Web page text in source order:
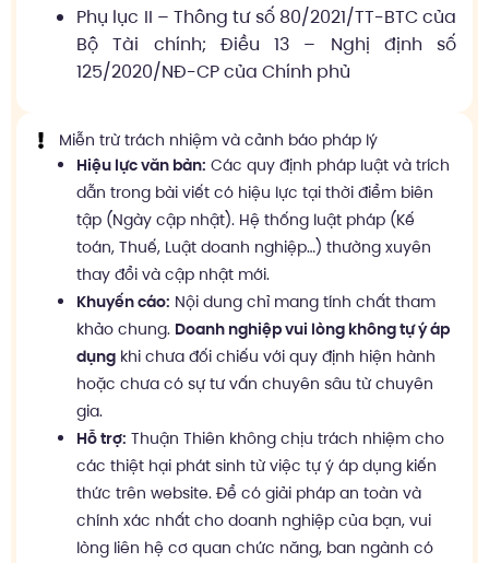
Phụ lục II – Thông tư số 80/2021/TT-BTC của
Bộ Tài chính; Điều 13 – Nghị định số
125/2020/NĐ-CP của Chính phủ
Miễn trừ trách nhiệm và cảnh báo pháp lý
Hiệu lực văn bản: Các quy định pháp luật và trích
dẫn trong bài viết có hiệu lực tại thời điểm biên
tập (Ngày cập nhật). Hệ thống luật pháp (Kế
toán, Thuế, Luật doanh nghiệp…) thường xuyên
thay đổi và cập nhật mới.
Khuyến cáo: Nội dung chỉ mang tính chất tham
khảo chung. Doanh nghiệp vui lòng không tự ý áp
dụng khi chưa đối chiếu với quy định hiện hành
hoặc chưa có sự tư vấn chuyên sâu từ chuyên
gia.
Hỗ trợ: Thuận Thiên không chịu trách nhiệm cho
các thiệt hại phát sinh từ việc tự ý áp dụng kiến
thức trên website. Để có giải pháp an toàn và
chính xác nhất cho doanh nghiệp của bạn, vui
lòng liên hệ cơ quan chức năng, ban ngành có